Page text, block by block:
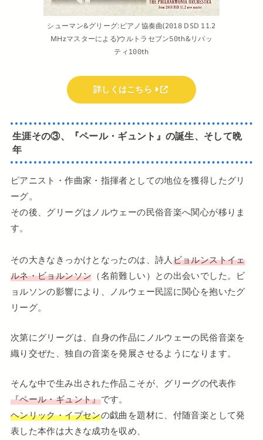
シューマン&グリーグ:ピアノ協奏曲(2018 DSD 11.2
MHzマスターによる)ウルトラセブン50th&リパッ
ティ100th
詳しくはこちら
生涯その③、『ペール・ギュント』の誕生、そして晩
年
ピアニスト・作曲家・指揮者としての地位を獲得したグリ
ーグ。
その後、グリーグはノルウェーの民俗音楽へ関心が移りま
す。
その大きなきっかけとなったのは、詩人ビョルンストイェ
ルネ・ビョルンソン （名前難しい）との出会いでした。ビ
ョルソンの影響により、ノルウェー民謡に関心を抱いたグ
リーグ。
次第にグリーグは、自身の作品にノルウェーの民俗音楽を
織り交ぜた、独自の音楽を発展させるようになります。
そんな中で生み出された作品こそが、グリーグの代表作
『ペール・ギュント』です。
ヘンリック・イプセンの戯曲を題材に、付随音楽として発
表した本作は大きな成功を収め、